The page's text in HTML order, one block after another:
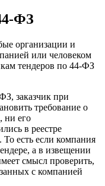
ФЗ
организации и
или человеком
тендеров по 44-ФЗ
заказчик при
требование о
ни его
в реестре
есть если компания
а в извещении
смысл проверить,
с компанией